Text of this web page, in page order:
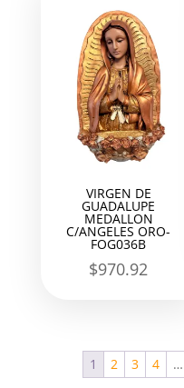
VIRGEN DE
GUADALUPE
MEDALLON
C/ANGELES ORO-
FOG036B
$970.92
1 2 3 4 …